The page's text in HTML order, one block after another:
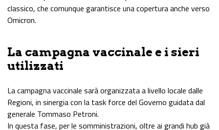
classico, che comunque garantisce una copertura anche verso
Omicron.
La campagna vaccinale e i sieri
utilizzati
La campagna vaccinale sarà organizzata a livello locale dalle
Regioni, in sinergia con la task force del Governo guidata dal
generale Tommaso Petroni.
In questa fase, per le somministrazioni, oltre ai grandi hub già